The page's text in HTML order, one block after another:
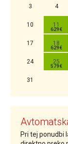
3 4
10 11
17 18
24 25
31
Pri tej ponudbi